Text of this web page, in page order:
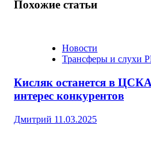
Похожие статьи
Новости
Трансферы и слухи
Кисляк останется в
интерес конкурентов
Дмитрий 11.03.2025